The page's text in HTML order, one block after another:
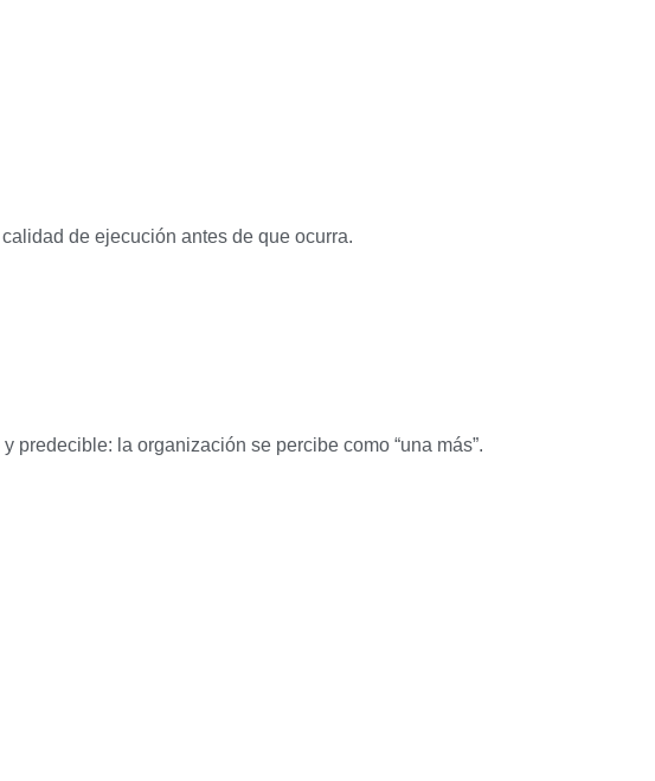
de ejecución antes de que ocurra.
la organización se percibe como “una más”.